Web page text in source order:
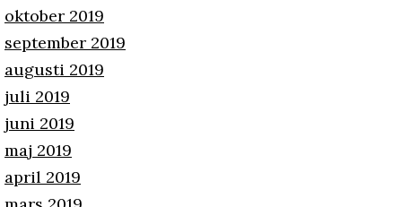
oktober 2019
september 2019
augusti 2019
juli 2019
juni 2019
maj 2019
april 2019